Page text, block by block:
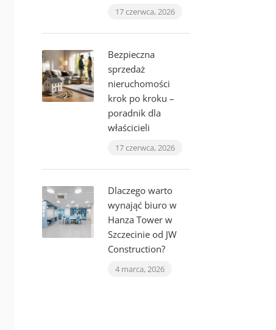
17 czerwca, 2026
Bezpieczna
sprzedaż
nieruchomości
krok po kroku –
poradnik dla
właścicieli
17 czerwca, 2026
Dlaczego warto
wynająć biuro w
Hanza Tower w
Szczecinie od JW
Construction?
4 marca, 2026